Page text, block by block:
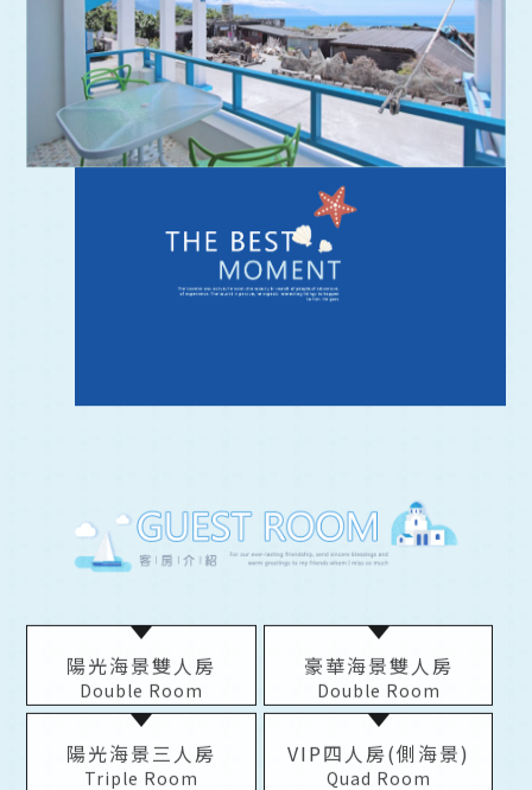
陽光海景雙人房
Double Room
豪華海景雙人房
Double Room
陽光海景三人房
Triple Room
VIP四人房(側海景)
Quad Room